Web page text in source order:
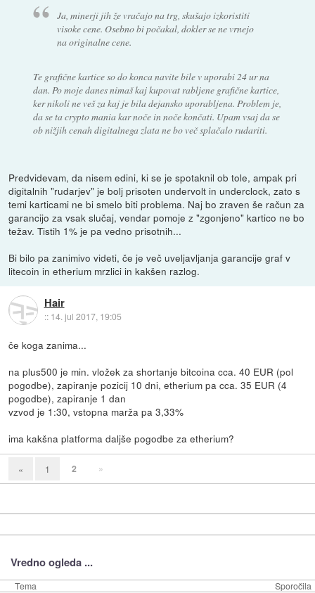
Ja, minerji jih že vračajo na trg, skušajo izkoristiti
visoke cene. Osebno bi počakal, dokler se ne vrnejo
na originalne cene.
Te grafične kartice so do konca navite bile v uporabi 24 ur na
dan. Po moje danes nimaš kaj kupovat rabljene grafične kartice,
ker nikoli ne veš za kaj je bila dejansko uporabljena. Problem je,
da se ta crypto mania kar noče in noče končati. Upam vsaj da se
ob nižjih cenah digitalnega zlata ne bo več splačalo rudariti.
Predvidevam, da nisem edini, ki se je spotaknil ob tole, ampak pri
digitalnih "rudarjev" je bolj prisoten undervolt in underclock, zato s
temi karticami ne bi smelo biti problema. Naj bo zraven še račun za
garancijo za vsak slučaj, vendar pomoje z "zgonjeno" kartico ne bo
težav. Tistih 1% je pa vedno prisotnih...
Bi bilo pa zanimivo videti, če je več uveljavljanja garancije graf v
litecoin in etherium mrzlici in kakšen razlog.
Hair
:: 14. jul 2017, 19:05
če koga zanima...
na plus500 je min. vložek za shortanje bitcoina cca. 40 EUR (pol
pogodbe), zapiranje pozicij 10 dni, etherium pa cca. 35 EUR (4
pogodbe), zapiranje 1 dan
vzvod je 1:30, vstopna marža pa 3,33%
ima kakšna platforma daljše pogodbe za etherium?
« 1 2 »
Vredno ogleda ...
Tema Sporočila